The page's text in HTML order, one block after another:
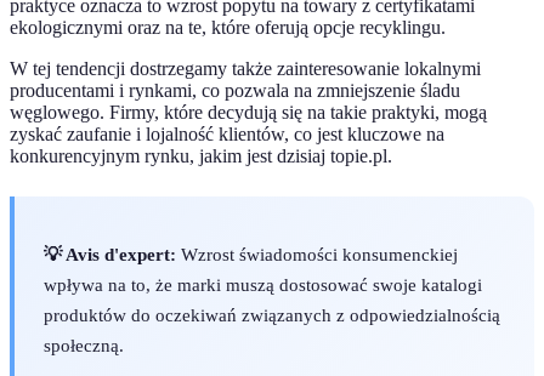
praktyce oznacza to wzrost popytu na towary z certyfikatami
ekologicznymi oraz na te, które oferują opcje recyklingu.
W tej tendencji dostrzegamy także zainteresowanie lokalnymi
producentami i rynkami, co pozwala na zmniejszenie śladu
węglowego. Firmy, które decydują się na takie praktyki, mogą
zyskać zaufanie i lojalność klientów, co jest kluczowe na
konkurencyjnym rynku, jakim jest dzisiaj topie.pl.
💡 Avis d'expert: Wzrost świadomości konsumenckiej
wpływa na to, że marki muszą dostosować swoje katalogi
produktów do oczekiwań związanych z odpowiedzialnością
społeczną.